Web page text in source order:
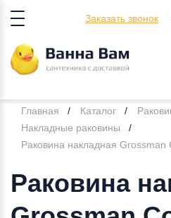
Заказать звонок
Главная Каталог
Накладные раковины
Раковина накладная Grossman
Раковина